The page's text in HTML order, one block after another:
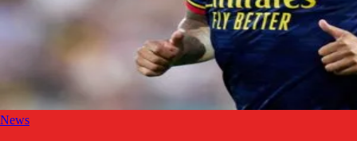
News